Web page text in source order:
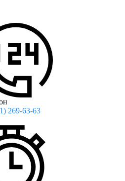
269-63-63